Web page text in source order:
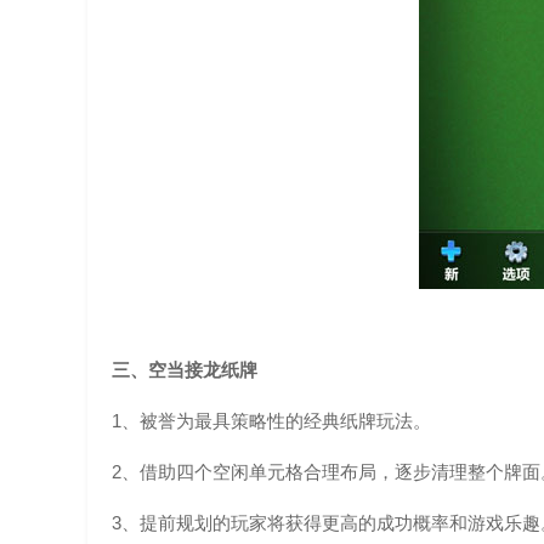
三、空当接龙纸牌
1、被誉为最具策略性的经典纸牌玩法。
2、借助四个空闲单元格合理布局，逐步清理整个牌面
3、提前规划的玩家将获得更高的成功概率和游戏乐趣